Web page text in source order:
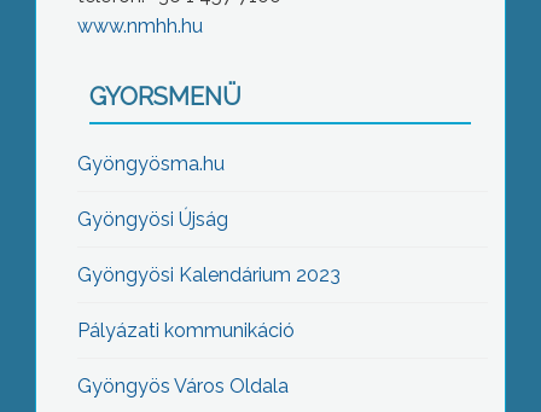
www.nmhh.hu
GYORSMENÜ
Gyöngyösma.hu
Gyöngyösi Újság
Gyöngyösi Kalendárium 2023
Pályázati kommunikáció
Gyöngyös Város Oldala